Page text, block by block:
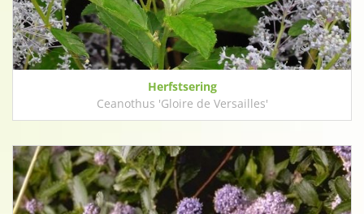
Herfstsering
Ceanothus 'Gloire de Versailles'